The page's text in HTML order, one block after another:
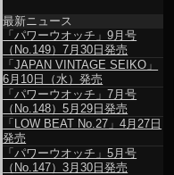
最新ニュース
「パワーウオッチ」9月号
（No.149）7月30日発売
「JAPAN VINTAGE SEIKO」
6月10日（水）発売
「パワーウオッチ」7月号
（No.148）5月29日発売
「LOW BEAT No.27」4月27日
発売
「パワーウオッチ」5月号
（No.147）3月30日発売